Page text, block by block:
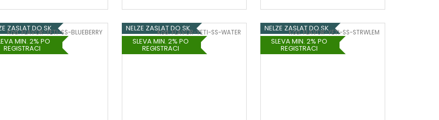
ZASLAT DO SK
MIN. 2% PO
REGISTRACI
Kód:FLAVOR-YETI-SS-BLUEBERRY
NELZE ZASLAT DO SK
SLEVA MIN. 2% PO
REGISTRACI
Kód:FLAVOR-YETI-SS-WATER
NELZE ZASLAT DO SK
SLEVA MIN. 2% PO
REGISTRACI
Kód:FLAVOR-YETI-SS-STRWLEM